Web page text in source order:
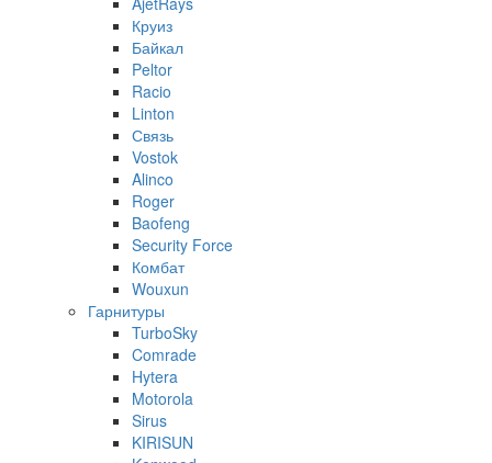
Круиз
Байкал
Peltor
Racio
Linton
Связь
Vostok
Alinco
Roger
Baofeng
Security Force
Комбат
Wouxun
Гарнитуры
TurboSky
Comrade
Hytera
Motorola
Sirus
KIRISUN